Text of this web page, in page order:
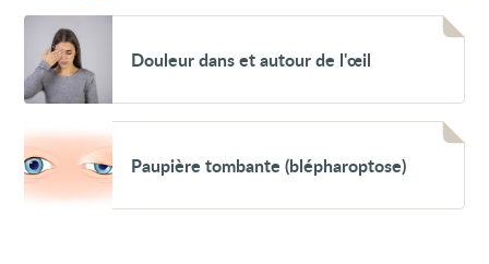
douleurs
faciales
Voir
Douleur
dans
et
autour
Douleur dans et autour de l'œil
Paupière
tombante
(blépharoptose)
Paupière tombante (blépharoptose)